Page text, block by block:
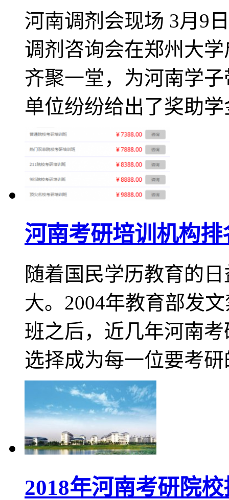
河南调剂会现场 3月9
调剂咨询会在郑州大
齐聚一堂，为河南学
单位纷纷给出了奖助
河南考研培训机构排
随着国民学历教育的
大。2004年教育部发
班之后，近几年河南
选择成为每一位要考
2018年河南考研院